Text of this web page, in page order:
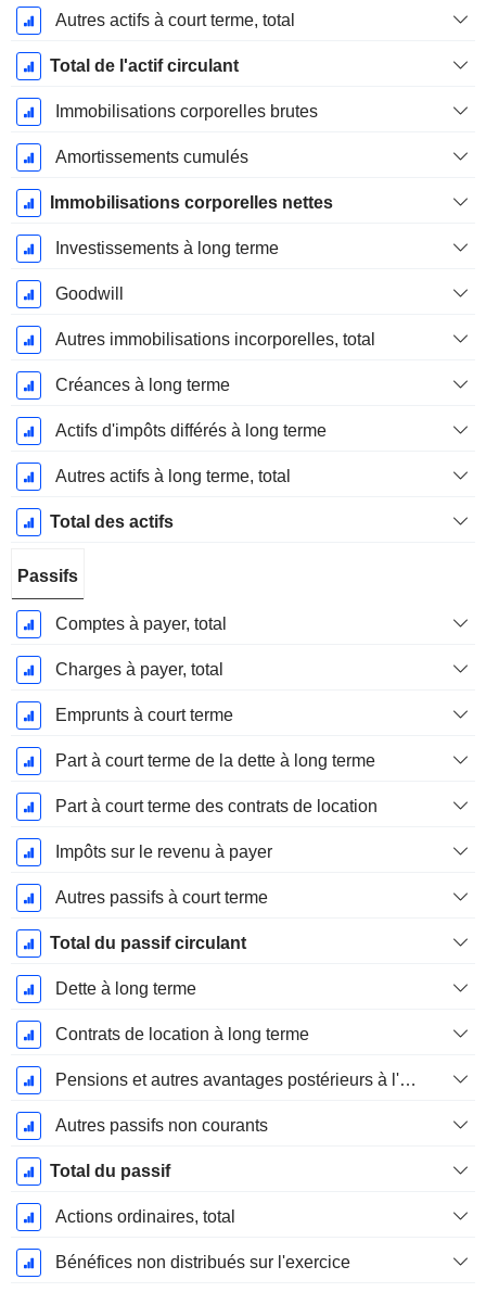
Autres actifs à court terme, total
Total de l'actif circulant
Immobilisations corporelles brutes
Amortissements cumulés
Immobilisations corporelles nettes
Investissements à long terme
Goodwill
Autres immobilisations incorporelles, total
Créances à long terme
Actifs d'impôts différés à long terme
Autres actifs à long terme, total
Total des actifs
Passifs
Comptes à payer, total
Charges à payer, total
Emprunts à court terme
Part à court terme de la dette à long terme
Part à court terme des contrats de location
Impôts sur le revenu à payer
Autres passifs à court terme
Total du passif circulant
Dette à long terme
Contrats de location à long terme
Pensions et autres avantages postérieurs à l'emploi
Autres passifs non courants
Total du passif
Actions ordinaires, total
Bénéfices non distribués sur l'exercice